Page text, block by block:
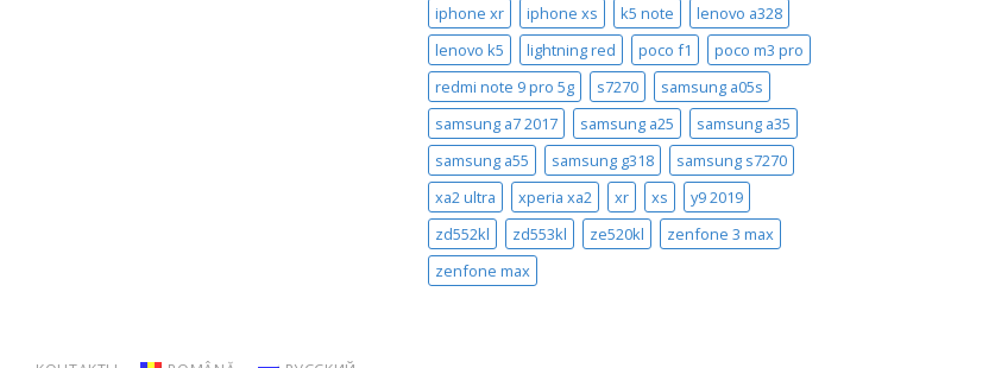
iphone xr
iphone xs k5 note
lenovo a328
lenovo k5
lightning red poco f1
poco m3 pro
redmi note 9 pro 5g
s7270
samsung a05s
samsung a7 2017
samsung a25
samsung a35
samsung a55
samsung g318
samsung s7270
xa2 ultra
xperia xa2 xr xs
y9 2019
zd552kl
zd553kl ze520kl
zenfone 3 max
zenfone max